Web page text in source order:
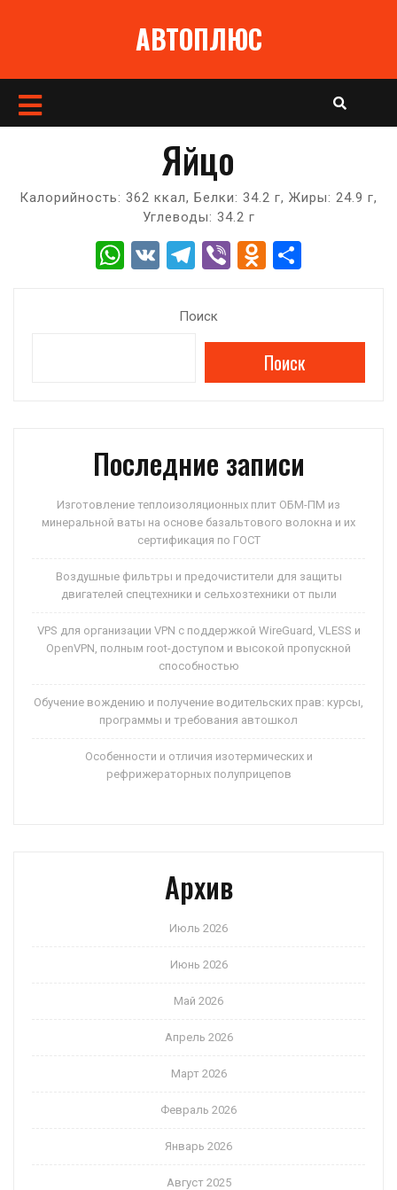
АВТОПЛЮС
Кнопка
Яйцо
Калорийность: 362 ккал, Белки: 34.2 г, Жиры: 24.9 г,
Углеводы: 34.2 г
W V T
e
gr
Vi O
o
kl
ni
ki
р
ть
Поиск
Поиск
Последние записи
Изготовление теплоизоляционных плит ОБМ-ПМ из
минеральной ваты на основе базальтового волокна и их
сертификация по ГОСТ
Воздушные фильтры и предочистители для защиты
двигателей спецтехники и сельхозтехники от пыли
VPS для организации VPN с поддержкой WireGuard, VLESS и
OpenVPN, полным root-доступом и высокой пропускной
способностью
Обучение вождению и получение водительских прав: курсы,
программы и требования автошкол
Особенности и отличия изотермических и
рефрижераторных полуприцепов
Архив
Июль 2026
Июнь 2026
Май 2026
Апрель 2026
Март 2026
Февраль 2026
Январь 2026
Август 2025